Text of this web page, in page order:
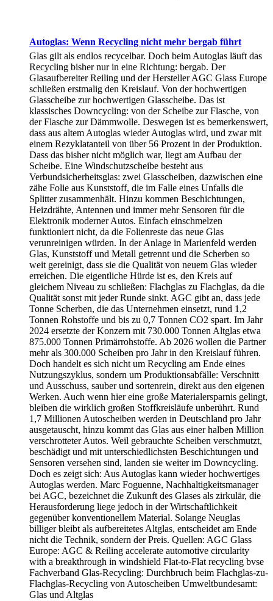
Autoglas: Wenn Recycling nicht mehr bergab führt
Glas gilt als endlos recycelbar. Doch beim Autoglas läuft das
Recycling bisher nur in eine Richtung: bergab. Der
Glasaufbereiter Reiling und der Hersteller AGC Glass Europe
schließen erstmalig den Kreislauf. Von der hochwertigen
Glasscheibe zur hochwertigen Glasscheibe. Das ist
klassisches Downcycling: von der Scheibe zur Flasche, von
der Flasche zur Dämmwolle. Deswegen ist es bemerkenswert,
dass aus altem Autoglas wieder Autoglas wird, und zwar mit
einem Rezyklatanteil von über 56 Prozent in der Produktion.
Dass das bisher nicht möglich war, liegt am Aufbau der
Scheibe. Eine Windschutzscheibe besteht aus
Verbundsicherheitsglas: zwei Glasscheiben, dazwischen eine
zähe Folie aus Kunststoff, die im Falle eines Unfalls die
Splitter zusammenhält. Hinzu kommen Beschichtungen,
Heizdrähte, Antennen und immer mehr Sensoren für die
Elektronik moderner Autos. Einfach einschmelzen
funktioniert nicht, da die Folienreste das neue Glas
verunreinigen würden. In der Anlage in Marienfeld werden
Glas, Kunststoff und Metall getrennt und die Scherben so
weit gereinigt, dass sie die Qualität von neuem Glas wieder
erreichen. Die eigentliche Hürde ist es, den Kreis auf
gleichem Niveau zu schließen: Flachglas zu Flachglas, da die
Qualität sonst mit jeder Runde sinkt. AGC gibt an, dass jede
Tonne Scherben, die das Unternehmen einsetzt, rund 1,2
Tonnen Rohstoffe und bis zu 0,7 Tonnen CO2 spart. Im Jahr
2024 ersetzte der Konzern mit 730.000 Tonnen Altglas etwa
875.000 Tonnen Primärrohstoffe. Ab 2026 wollen die Partner
mehr als 300.000 Scheiben pro Jahr in den Kreislauf führen.
Doch handelt es sich nicht um Recycling am Ende eines
Nutzungszyklus, sondern um Produktionsabfälle: Verschnitt
und Ausschuss, sauber und sortenrein, direkt aus den eigenen
Werken. Auch wenn hier eine große Materialersparnis gelingt,
bleiben die wirklich großen Stoffkreisläufe unberührt. Rund
1,7 Millionen Autoscheiben werden in Deutschland pro Jahr
ausgetauscht, hinzu kommt das Glas aus einer halben Million
verschrotteter Autos. Weil gebrauchte Scheiben verschmutzt,
beschädigt und mit unterschiedlichsten Beschichtungen und
Sensoren versehen sind, landen sie weiter im Downcycling.
Doch es zeigt sich: Aus Autoglas kann wieder hochwertiges
Autoglas werden. Marc Foguenne, Nachhaltigkeitsmanager
bei AGC, bezeichnet die Zukunft des Glases als zirkulär, die
Herausforderung liege jedoch in der Wirtschaftlichkeit
gegenüber konventionellem Material. Solange Neuglas
billiger bleibt als aufbereitetes Altglas, entscheidet am Ende
nicht die Technik, sondern der Preis. Quellen: AGC Glass
Europe: AGC & Reiling accelerate automotive circularity
with a breakthrough in windshield Flat-to-Flat recycling bvse
Fachverband Glas-Recycling: Durchbruch beim Flachglas-zu-
Flachglas-Recycling von Autoscheiben Umweltbundesamt:
Glas und Altglas